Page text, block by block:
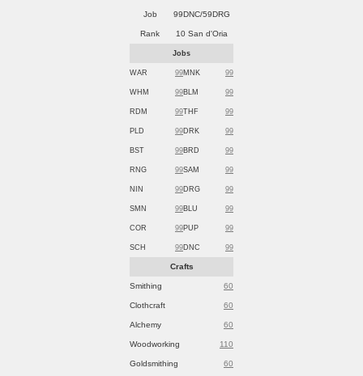
Job 99DNC/59DRG
Rank 10 San d'Oria
Jobs
WAR 99MNK 99
WHM 99BLM 99
RDM 99THF 99
PLD 99DRK 99
BST 99BRD 99
RNG 99SAM 99
NIN 99DRG 99
SMN 99BLU 99
COR 99PUP 99
SCH 99DNC 99
Crafts
Smithing 60
Clothcraft 60
Alchemy 60
Woodworking 110
Goldsmithing 60